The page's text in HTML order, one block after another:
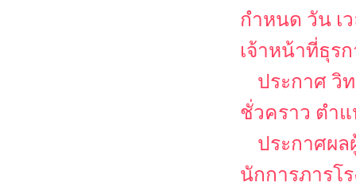
กำหนด วัน เ
เจ้าหน้าที่ธุร
ประกาศ วิ
ชั่วคราว ตำแ
ประกาศผ
นักการภารโร